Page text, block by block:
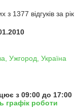
з 1377 відгуків за рік
Ужгород, Україна
з 09:00 до 17:00
графік роботи